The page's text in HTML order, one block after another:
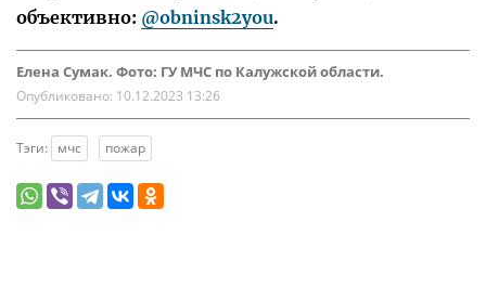
объективно: @obninsk2you.
Елена Сумак. Фото: ГУ МЧС по Калужской области.
Опубликовано: 10.12.2023 13:26
Тэги: мчс пожар